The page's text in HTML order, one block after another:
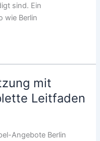
sind. Ein
wie Berlin
mit
Leitfaden
Angebote Berlin